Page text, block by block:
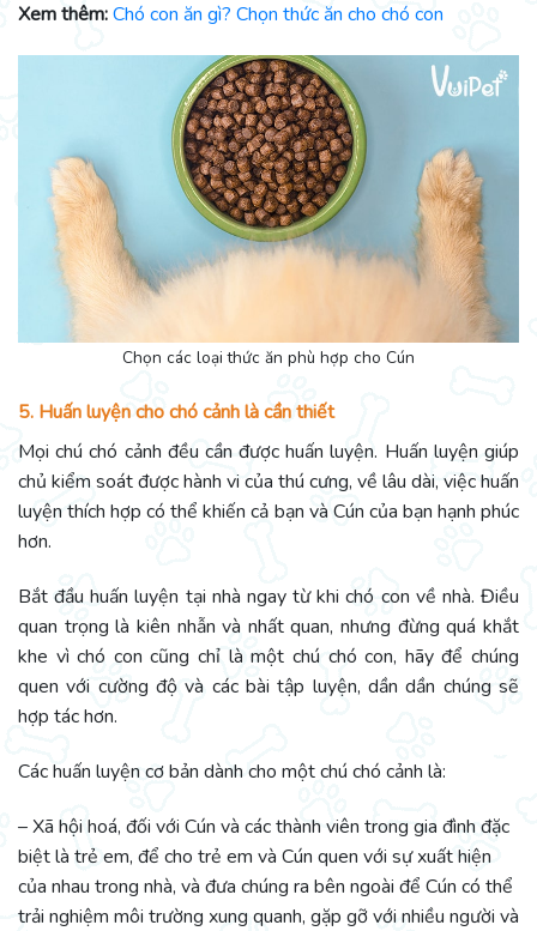
Xem thêm:Chó con ăn gì? Chọn thức ăn cho chó con
Chọn các loại thức ăn phù hợp cho Cún
5. Huấn luyện cho chó cảnh là cần thiết
Mọi chú chó cảnh đều cần được huấn luyện. Huấn luyện giúp
chủ kiểm soát được hành vi của thú cưng, về lâu dài, việc huấn
luyện thích hợp có thể khiến cả bạn và Cún của bạn hạnh phúc
hơn.
Bắt đầu huấn luyện tại nhà ngay từ khi chó con về nhà. Điều
quan trọng là kiên nhẫn và nhất quan, nhưng đừng quá khắt
khe vì chó con cũng chỉ là một chú chó con, hãy để chúng
quen với cường độ và các bài tập luyện, dần dần chúng sẽ
hợp tác hơn.
Các huấn luyện cơ bản dành cho một chú chó cảnh là:
– Xã hội hoá, đối với Cún và các thành viên trong gia đình đặc
biệt là trẻ em, để cho trẻ em và Cún quen với sự xuất hiện
của nhau trong nhà, và đưa chúng ra bên ngoài để Cún có thể
trải nghiệm môi trường xung quanh, gặp gỡ với nhiều người và